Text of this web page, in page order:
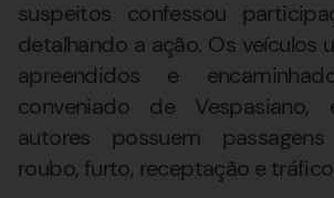
suspeitos confessou
detalhando a ação. Os veículos
apreendidos e
conveniado de
autores possuem
roubo, furto, receptação e